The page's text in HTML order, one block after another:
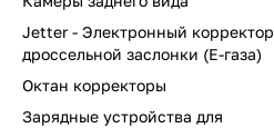
Jetter - Электронный корректор
дроссельной заслонки (Е-газа)
Октан корректоры
Зарядные устройства для